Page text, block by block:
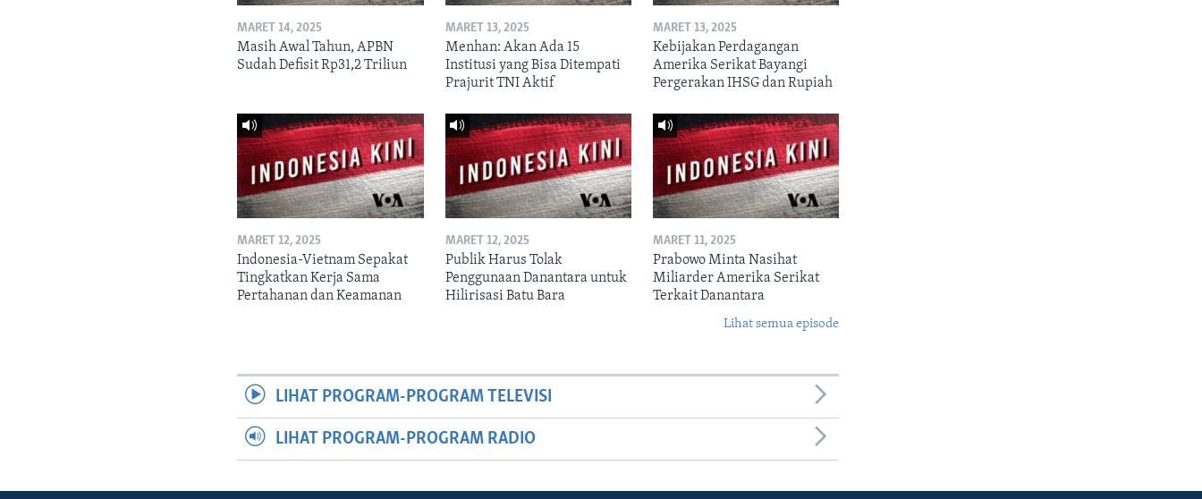
MARET 14, 2025
Masih Awal Tahun, APBN
Sudah Defisit Rp31,2 Triliun
MARET 13, 2025
Menhan: Akan Ada 15
Institusi yang Bisa Ditempati
Prajurit TNI Aktif
MARET 13, 2025
Kebijakan Perdagangan
Amerika Serikat Bayangi
Pergerakan IHSG dan Rupiah
MARET 12, 2025
Indonesia-Vietnam Sepakat
Tingkatkan Kerja Sama
Pertahanan dan Keamanan
MARET 12, 2025
Publik Harus Tolak
Penggunaan Danantara untuk
Hilirisasi Batu Bara
MARET 11, 2025
Prabowo Minta Nasihat
Miliarder Amerika Serikat
Terkait Danantara
Lihat semua episode
LIHAT PROGRAM-PROGRAM TELEVISI
LIHAT PROGRAM-PROGRAM RADIO